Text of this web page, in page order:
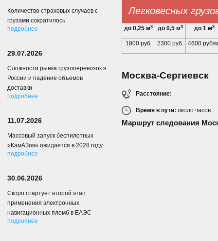
Легковесных
до 0,25 м3 до 0,5 м3 до 1 м3
1800 руб. 2300 руб. 4600 руб/м
Москва-Сергиевск
Расстояние:
Время в пути: около часов
Маршрут следования
Количество страховых случаев с
грузами сократилось
подробнее
29.07.2026
Сложности рынка грузоперевозок в
России и падение объемов
доставки
подробнее
11.07.2026
Массовый запуск беспилотных
«КамАЗов» ожидается в 2028 году
подробнее
30.06.2026
Скоро стартует второй этап
применения электронных
навигационных пломб в ЕАЭС
подробнее